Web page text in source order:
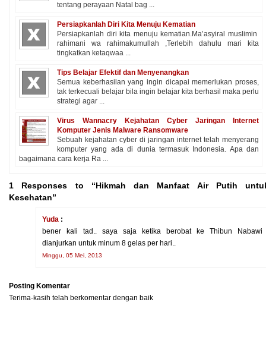
tentang perayaan Natal bag ...
Persiapkanlah Diri Kita Menuju Kematian
Persiapkanlah diri kita menuju kematian.Ma’asyiral muslimin
rahimani wa rahimakumullah ,Terlebih dahulu mari kita
tingkatkan ketaqwaa ...
Tips Belajar Efektif dan Menyenangkan
Semua keberhasilan yang ingin dicapai memerlukan proses,
tak terkecuali belajar bila ingin belajar kita berhasil maka perlu
strategi agar ...
Virus Wannacry Kejahatan Cyber Jaringan Internet
Komputer Jenis Malware Ransomware
Sebuah kejahatan cyber di jaringan internet telah menyerang
komputer yang ada di dunia termasuk Indonesia. Apa dan
bagaimana cara kerja Ra ...
1 Responses to “Hikmah dan Manfaat Air Putih
Kesehatan”
Yuda :
bener kali tad.. saya saja ketika berobat ke Thibun Nabawi
dianjurkan untuk minum 8 gelas per hari..
Minggu, 05 Mei, 2013
Posting Komentar
Terima-kasih telah berkomentar dengan baik